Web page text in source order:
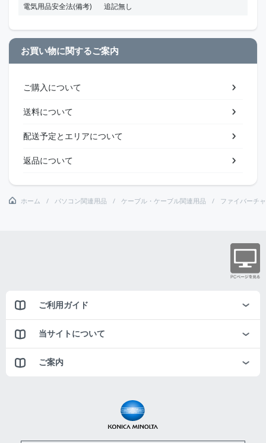
電気用品安全法(備考) 追記無し
お買い物に関するご案内
ご購入について
送料について
配送予定とエリアについて
返品について
ホーム パソコン関連用品 ケーブル・ケーブル関連用品 ファイバーチ
ご利用ガイド
当サイトについて
ご案内